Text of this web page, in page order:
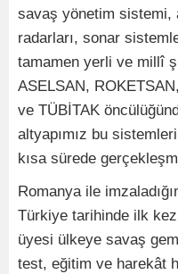
savaş yönetim sistemi,
radarları, sonar
tamamen yerli ve millî
ASELSAN,
ve TÜBİTAK
altyapımız bu
kısa sürede
Romanya ile
Türkiye tarihinde ilk
üyesi ülkeye savaş
test, eğitim ve harekât